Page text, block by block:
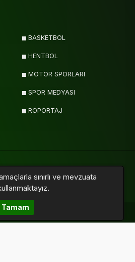
BASKETBOL
HENTBOL
MOTOR SPORLARI
SPOR MEDYASI
RÖPORTAJ
GalerilerAnketler
- 2026. Tüm Hakları Saklıdır.
sınırlı ve mevzuata
Tamam